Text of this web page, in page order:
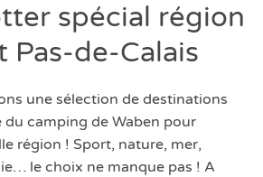
spécial région
Pas-de-Calais
une sélection de destinations
camping de Waben pour
région ! Sport, nature, mer,
le choix ne manque pas ! A